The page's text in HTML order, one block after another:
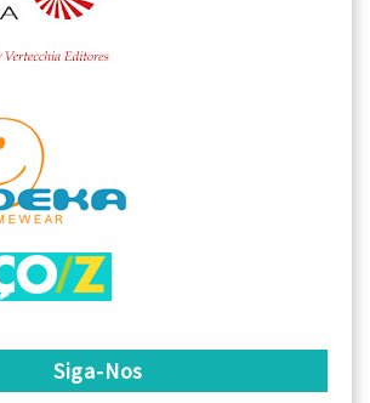
Siga-Nos